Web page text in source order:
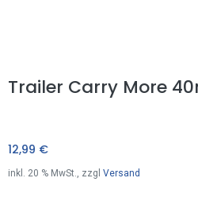
Trailer Carry More
12,99 €
inkl. 20 % MwSt., zzgl Versand